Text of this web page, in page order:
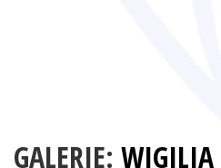
GALERIE: WIGILIA